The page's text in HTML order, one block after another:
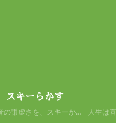
スキーらかす
初心者の謙虚さを、スキーから学ぶ。 人生もまた然り。